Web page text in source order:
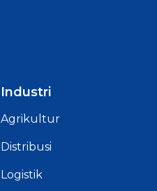
Industri
Agrikultur
Distribusi
Logistik